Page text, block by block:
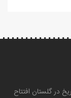
در گلستان افتتاح